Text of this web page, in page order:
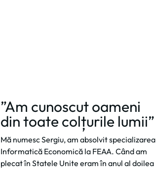
”Am cunoscut oameni
din toate colțurile lumii”
Mă numesc Sergiu, am absolvit specializarea
Informatică Economică la FEAA. Când am
plecat în Statele Unite eram în anul al doilea